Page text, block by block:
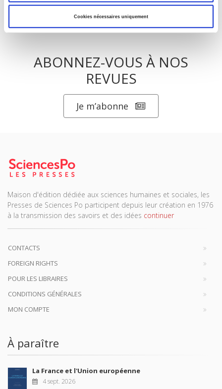
Cookies nécessaires uniquement
ABONNEZ-VOUS À NOS
REVUES
Je m’abonne
Maison d'édition dédiée aux sciences humaines et sociales, les
Presses de Sciences Po participent depuis leur création en 1976
à la transmission des savoirs et des idées continuer
CONTACTS
FOREIGN RIGHTS
POUR LES LIBRAIRES
CONDITIONS GÉNÉRALES
MON COMPTE
À paraître
La France et l'Union européenne
4 sept. 2026